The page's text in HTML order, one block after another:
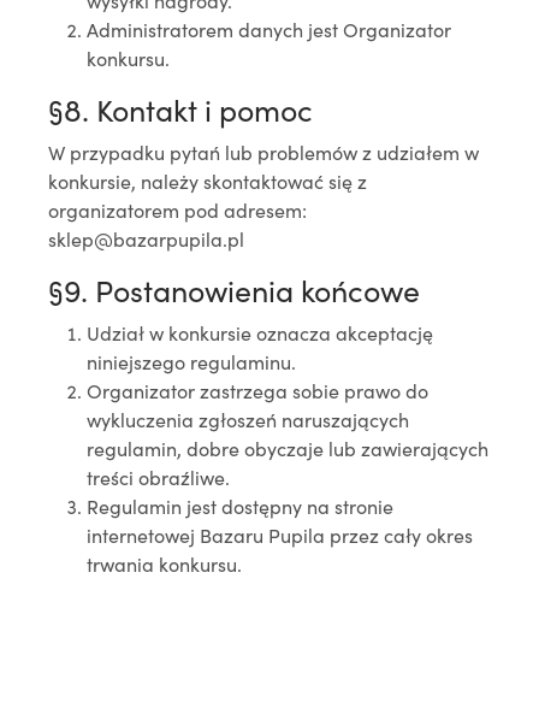
Administratorem danych jest Organizator
konkursu.
§8. Kontakt i pomoc
W przypadku pytań lub problemów z udziałem w
konkursie, należy skontaktować się z
organizatorem pod adresem:
sklep@bazarpupila.pl
§9. Postanowienia końcowe
Udział w konkursie oznacza akceptację
niniejszego regulaminu.
Organizator zastrzega sobie prawo do
wykluczenia zgłoszeń naruszających
regulamin, dobre obyczaje lub zawierających
treści obraźliwe.
Regulamin jest dostępny na stronie
internetowej Bazaru Pupila przez cały okres
trwania konkursu.